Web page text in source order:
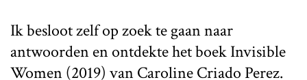
Ik besloot zelf op zoek te gaan naar
antwoorden en ontdekte het boek Invisible
Women (2019) van Caroline Criado Perez.